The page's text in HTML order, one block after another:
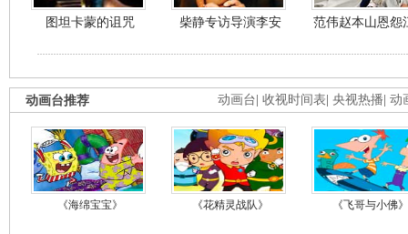
图坦卡蒙的诅咒 柴静专访导演李安 范伟赵本山恩怨
动画台 收视时间表 央视热播 动
动画台推荐
《海绵宝宝》 《花精灵战队》 《飞哥与小佛》